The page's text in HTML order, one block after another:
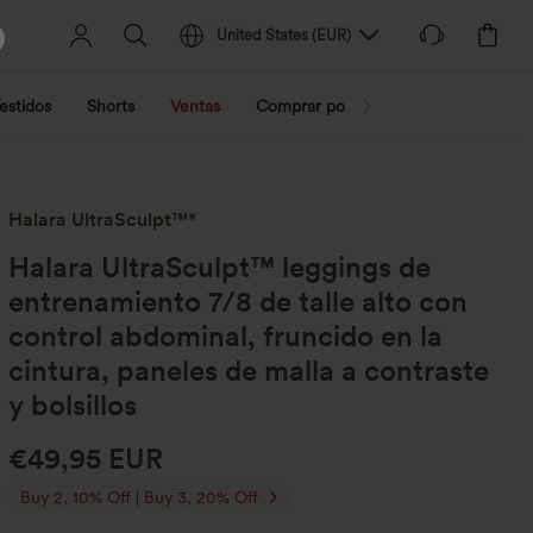
United States ( EUR)
Shorts Ventas Comprar por actividad
Halara UltraSculpt™*
Halara UltraSculpt™ leggings de
entrenamiento 7/8 de talle alto con
control abdominal, fruncido en la
cintura, paneles de malla a contraste
y bolsillos
€49,95 EUR
Buy 2, 10% Off | Buy 3, 20% Off